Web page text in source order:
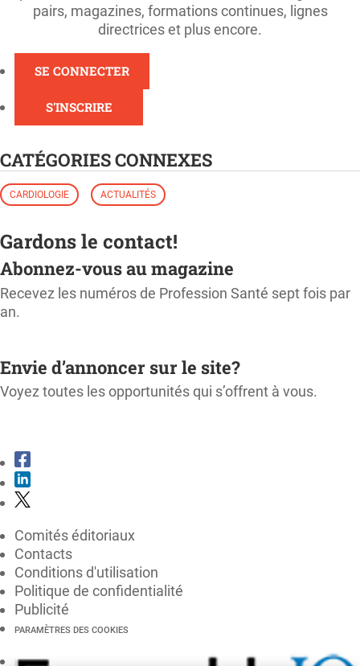
pairs, magazines, formations continues, lignes
directrices et plus encore.
SE CONNECTER
S'INSCRIRE
CATÉGORIES CONNEXES
CARDIOLOGIE ACTUALITÉS
Gardons le contact!
Abonnez-vous au magazine
Recevez les numéros de Profession Santé sept fois par
an.
Envie d’annoncer sur le site?
Voyez toutes les opportunités qui s’offrent à vous.
Comités éditoriaux
Contacts
Conditions d'utilisation
Politique de confidentialité
Publicité
PARAMÈTRES DES COOKIES